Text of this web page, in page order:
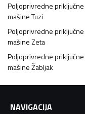
Poljoprivredne priključne
mašineTuzi
Poljoprivredne priključne
mašineZeta
Poljoprivredne priključne
mašineŽabljak
NAVIGACIJA